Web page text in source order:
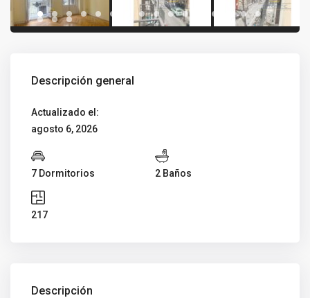
Descripción general
Actualizado el:
agosto 6, 2026
7 Dormitorios 2 Baños
217
Descripción